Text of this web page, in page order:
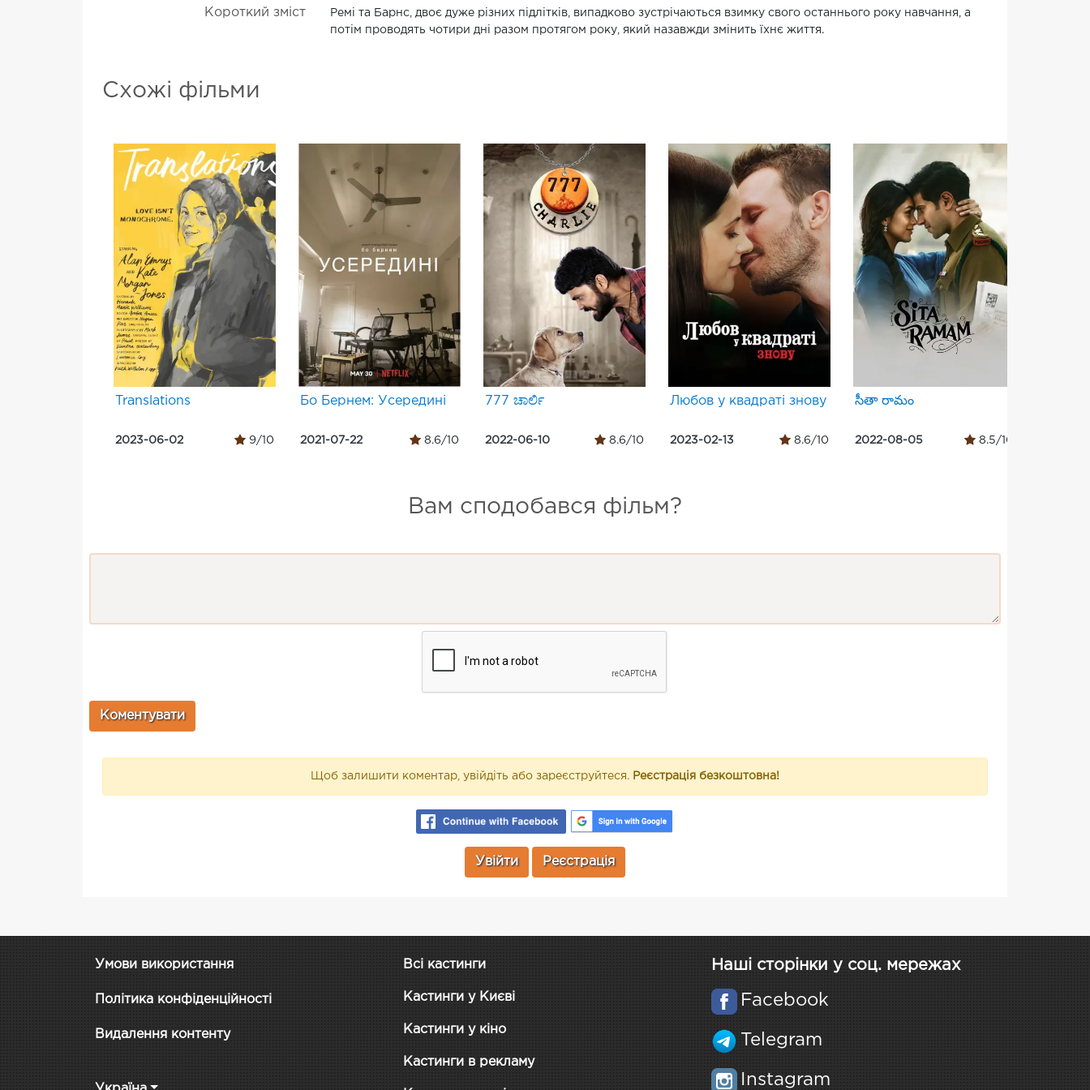
Короткий зміст
Ремі та Барнс, двоє дуже різних підлітків, випадково зустрічаються взимку свого останнього року навчання, а
потім проводять чотири дні разом протягом року, який назавжди змінить їхнє життя.
Схожі фільми
Translations
2023-06-02 9/10
Бо Бернем: Усередині
2021-07-22 8.6/10
777 ಚಾರ್ಲಿ
2022-06-10 8.6/10
Любов у квадраті знову
2023-02-13 8.6/10
సీతా రామం
2022-08-05 8.5/10
Вам сподобався фільм?
Щоб залишити коментар, увійдіть або зареєструйтеся. Реєстрація безкоштовна!
Увійти Реєстрація
Умови використання
Політика конфіденційності
Видалення контенту
Всі кастинги
Кастинги у Києві
Кастинги у кіно
Кастинги в рекламу
Наші сторінки у соц. мережах
Facebook
Telegram
Instagram